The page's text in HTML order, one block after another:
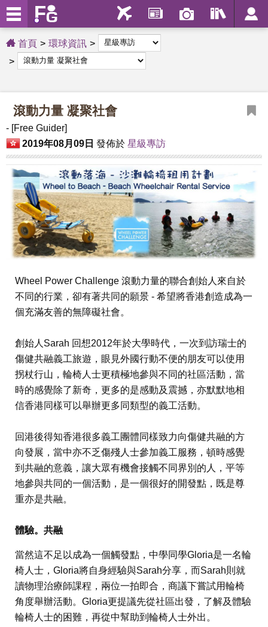
首頁 環球資訊
滾動力量 凝聚社會
- [Free Guider]
2019年08月09日 發佈於 星級專訪
Wheel Power Challenge 滾動力量的聯合創始人來自於
不同的行業，卻有著共同的願景 - 希望將香港創造成為一
個充滿友善的無障礙社會。
創始人Sarah 回想2012年於大學時代，一次到訪瑞士的
傷健共融義工旅遊，眼見外國行動不便的朋友可以使用
拐杖行山，輪椅人士更積極地參與不同的社區活動，當
時的感覺除了新奇，更多的是感動及震撼，亦默默地相
信香港同樣可以舉辦更多同類型的義工活動。
回港後得知香港很多義工團體同樣致力向傷健共融的方
向發展，當中亦不乏傷殘人士參加義工服務，頓時感覺
到共融的意義，讓大眾有機會接觸不同界別的人，平等
地參與共同的一個活動，是一個很好的開發點，既是尊
重亦是共融。
體驗。共融
當然這不足以成為一個觸發點，中學同學Gloria是一名輪
椅人士，Gloria將自身經驗與Sarah分享，而Sarah則就
讀物理治療師課程，兩位一拍即合，商議下嘗試用輪椅
角度舉辦活動。Gloria更提議先從社區出發，了解及體驗
輪椅人士的困難，再從中幫助到輪椅人士外出。